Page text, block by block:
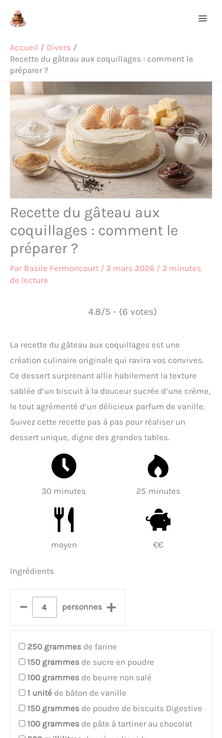
Accueil
Divers
Recette du gâteau aux coquillages : comment le
préparer ?
Recette du gâteau aux
coquillages : comment le
préparer ?
Par Basile Fermoncourt / 3 mars 2026 / 3 minutes
de lecture
4.8/5 - (6 votes)
La recette du gâteau aux coquillages est une
création culinaire originale qui ravira vos convives.
Ce dessert surprenant allie habilement la texture
sablée d’un biscuit à la douceur sucrée d’une crème,
le tout agrémenté d’un délicieux parfum de vanille.
Suivez cette recette pas à pas pour réaliser un
dessert unique, digne des grandes tables.
30 minutes 25 minutes
moyen €€
Ingrédients
– personnes +
250 grammes de farine
150 grammes de sucre en poudre
100 grammes de beurre non salé
1 unité de bâton de vanille
150 grammes de poudre de biscuits Digestive
100 grammes de pâte à tartiner au chocolat
Rechercher